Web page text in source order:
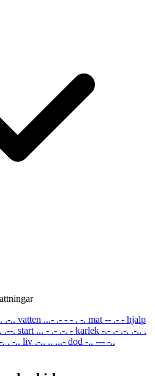
.-.. vatten ...- .- - - . -. mat -- .- - hjalp
.--. start ... - .- .-. - karlek -.- .- .-. .-.. .
. . -.. liv .-.. .. ...- dod -.. --- -..